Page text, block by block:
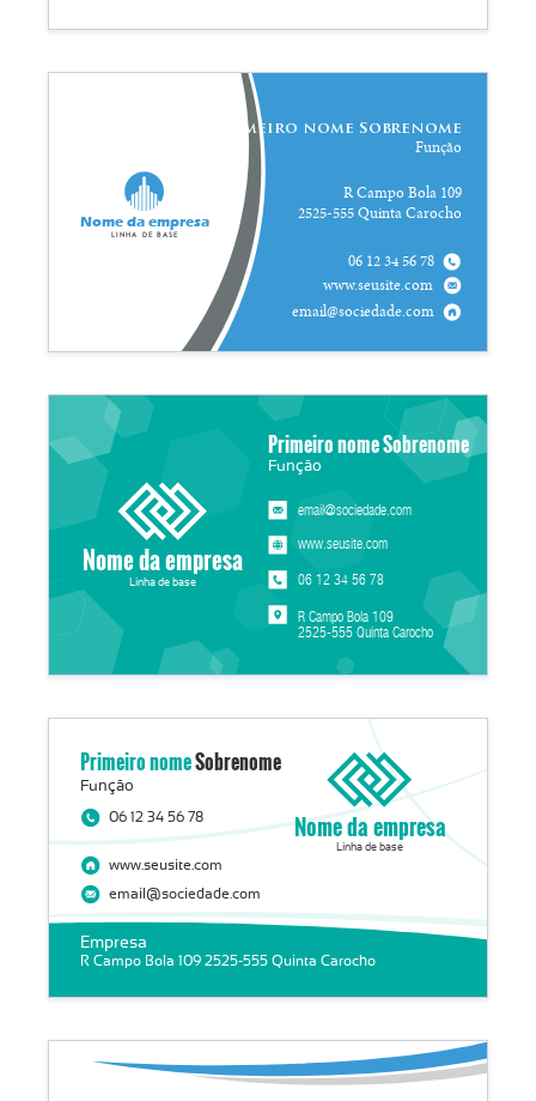
Função
Primeiro nome Sobrenome
06 12 34 56 78
www.seusite.com
email@sociedade.com
R Campo Bola 109
2525-555 Quinta Carocho
Nome da empresa
Linha de base
06 12 34 56 78
R Campo Bola 109
2525-555 Quinta Carocho
www.seusite.com
Função
email@sociedade.com
Primeiro nome Sobrenome
Nome da empresa
Linha de base
Nome da empresa
Linha de base
Empresa
R Campo Bola 109 2525-555 Quinta Carocho
email@sociedade.com
06 12 34 56 78
www.seusite.com
Função
Primeiro nomeSobrenome